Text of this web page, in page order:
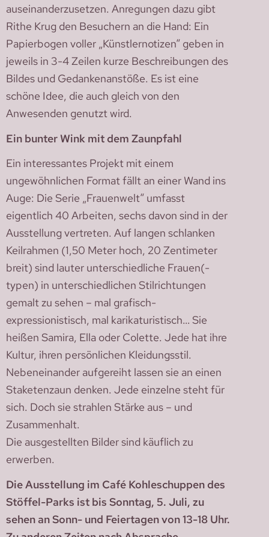
auseinanderzusetzen. Anregungen dazu gibt
Rithe Krug den Besuchern an die Hand: Ein
Papierbogen voller „Künstlernotizen“ geben in
jeweils in 3-4 Zeilen kurze Beschreibungen des
Bildes und Gedankenanstöße. Es ist eine
schöne Idee, die auch gleich von den
Anwesenden genutzt wird.
Ein bunter Wink mit dem Zaunpfahl
Ein interessantes Projekt mit einem
ungewöhnlichen Format fällt an einer Wand ins
Auge: Die Serie „Frauenwelt“ umfasst
eigentlich 40 Arbeiten, sechs davon sind in der
Ausstellung vertreten. Auf langen schlanken
Keilrahmen (1,50 Meter hoch, 20 Zentimeter
breit) sind lauter unterschiedliche Frauen(-
typen) in unterschiedlichen Stilrichtungen
gemalt zu sehen – mal grafisch-
expressionistisch, mal karikaturistisch… Sie
heißen Samira, Ella oder Colette. Jede hat ihre
Kultur, ihren persönlichen Kleidungsstil.
Nebeneinander aufgereiht lassen sie an einen
Staketenzaun denken. Jede einzelne steht für
sich. Doch sie strahlen Stärke aus – und
Zusammenhalt.
Die ausgestellten Bilder sind käuflich zu
erwerben.
Die Ausstellung im Café Kohleschuppen des
Stöffel-Parks ist bis Sonntag, 5. Juli, zu
sehen an Sonn- und Feiertagen von 13-18 Uhr.